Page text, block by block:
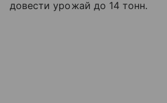
довести урожай до 14 тонн.